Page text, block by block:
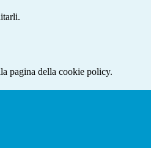
pagina della cookie policy.